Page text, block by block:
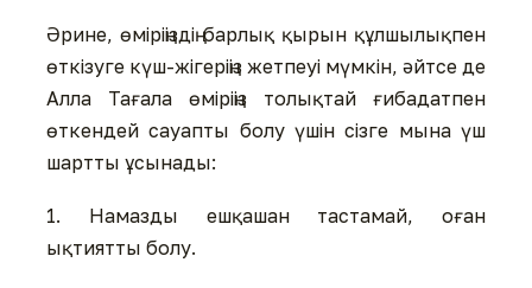
Əрине, өміріңіздің барлық қырын құлшылықпен
өткізуге күш-жігеріңіз жетпеуі мүмкін, əйтсе де
Алла Тағала өміріңіз толықтай ғибадатпен
өткендей сауапты болу үшін сізге мына үш
шартты ұсынады:
1. Намазды ешқашан тастамай, оған
ықтиятты болу.